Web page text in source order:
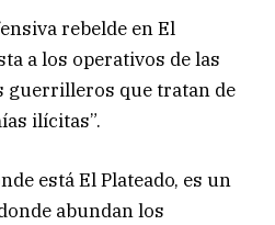
rebelde en El
a los operativos de las
guerrilleros que tratan de
ilícitas”.
está El Plateado, es un
abundan los